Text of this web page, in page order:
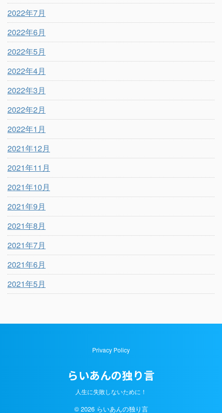
2022年7月
2022年6月
2022年5月
2022年4月
2022年3月
2022年2月
2022年1月
2021年12月
2021年11月
2021年10月
2021年9月
2021年8月
2021年7月
2021年6月
2021年5月
Privacy Policy
らいあんの独り言
人生に失敗しないために！
© 2026 らいあんの独り言